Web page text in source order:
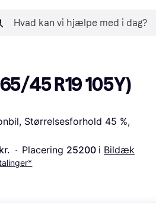
45 R19 105Y)
Størrelsesforhold 45 %,
· Placering 25200 i Bildæk